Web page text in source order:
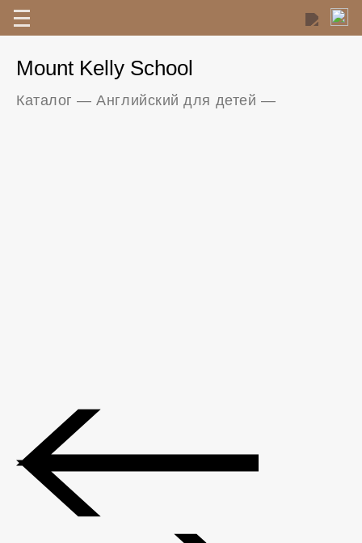
Mount Kelly School
Каталог —Английский для детей —